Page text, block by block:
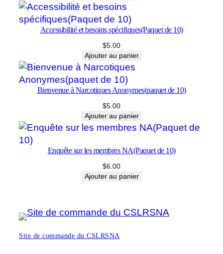
Accessibilité et besoins spécifiques(Paquet de 10)
$5.00
Ajouter au panier
Bienvenue à Narcotiques Anonymes(paquet de 10)
$5.00
Ajouter au panier
Enquête sur les membres NA(Paquet de 10)
$6.00
Ajouter au panier
Site de commande du CSLRSNA